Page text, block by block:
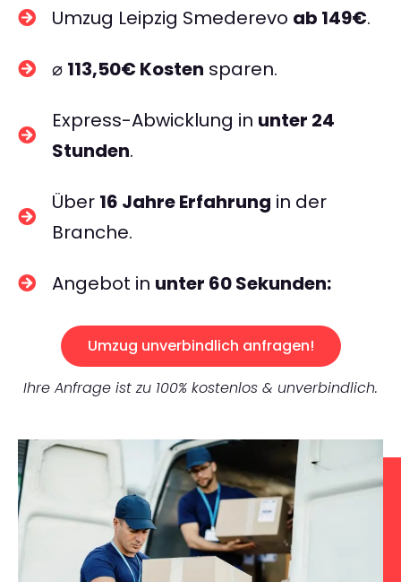
Umzug Leipzig Smederevo ab 149€.
⌀ 113,50€ Kosten sparen.
Express-Abwicklung in unter 24
Stunden.
Über 16 Jahre Erfahrung in der
Branche.
Angebot in unter 60 Sekunden:
Umzug unverbindlich anfragen!
Ihre Anfrage ist zu 100% kostenlos & unverbindlich.